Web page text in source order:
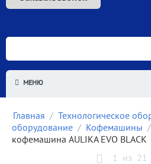
МЕНЮ
Главная / Технологическое
оборудование / Кофемашины /
кофемашина AULIKA EVO BLACK
1 из 21